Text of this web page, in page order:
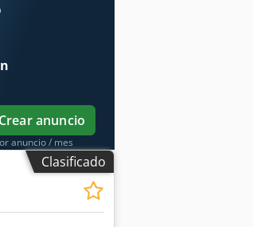
Crear anuncio
anuncio / mes
Clasificado